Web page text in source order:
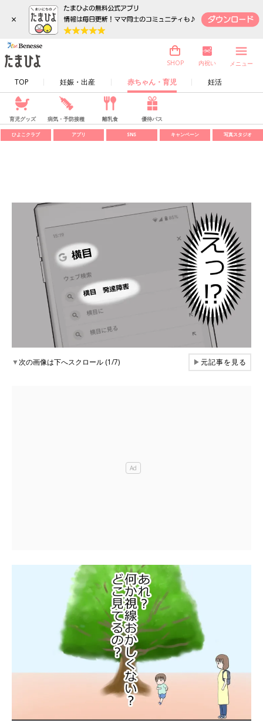
×
TOP 妊娠・出産 赤ちゃん・育児 妊活
SHOP 内祝い メニュー
育児グッズ 病気・予防接種 離乳食 優待パス
ひよこクラブ アプリ SNS キャンペーン 写真スタジオ
▼次の画像は下へスクロール (1/7) ▶元記事を見る